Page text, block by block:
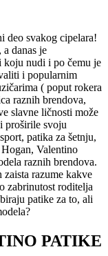
deo svakog cipelara!
danas je
koju nudi i po čemu je
i popularnim
( poput rokera
raznih brendova,
slavne ličnosti može
proširile svoju
patika za šetnju,
Valentino
raznih brendova.
razume kakve
zabrinutost roditelja
patike za to, ali
PATIKE